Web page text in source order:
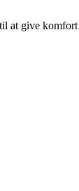
at give